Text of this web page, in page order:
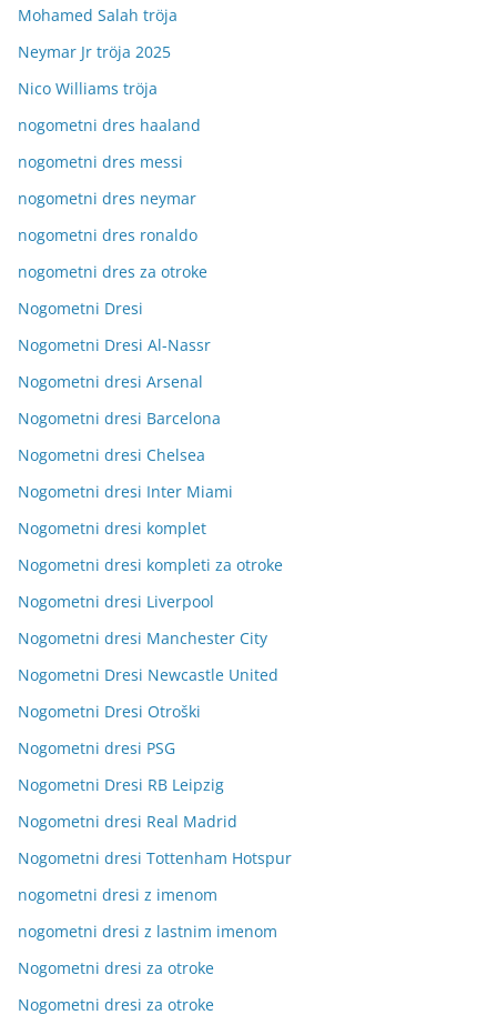
Mohamed Salah tröja
Neymar Jr tröja 2025
Nico Williams tröja
nogometni dres haaland
nogometni dres messi
nogometni dres neymar
nogometni dres ronaldo
nogometni dres za otroke
Nogometni Dresi
Nogometni Dresi Al-Nassr
Nogometni dresi Arsenal
Nogometni dresi Barcelona
Nogometni dresi Chelsea
Nogometni dresi Inter Miami
Nogometni dresi komplet
Nogometni dresi kompleti za otroke
Nogometni dresi Liverpool
Nogometni dresi Manchester City
Nogometni Dresi Newcastle United
Nogometni Dresi Otroški
Nogometni dresi PSG
Nogometni Dresi RB Leipzig
Nogometni dresi Real Madrid
Nogometni dresi Tottenham Hotspur
nogometni dresi z imenom
nogometni dresi z lastnim imenom
Nogometni dresi za otroke
Nogometni dresi za otroke